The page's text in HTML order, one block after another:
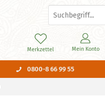
0800-8 66 99 55
Merkzettel Mein Konto